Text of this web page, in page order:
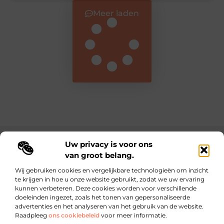
Uw privacy is voor ons
van groot belang.
Wij gebruiken cookies en vergelijkbare technologieën om inzicht
te krijgen in hoe u onze website gebruikt, zodat we uw ervaring
kunnen verbeteren. Deze cookies worden voor verschillende
doeleinden ingezet, zoals het tonen van gepersonaliseerde
advertenties en het analyseren van het gebruik van de website.
Raadpleeg ons cookiebeleid voor meer informatie.
Meer laden
Main Links
Dagelijks inspiratie, inzichten en tips op lebestiaire.be
Waar kleine ideeën grote impact maken.